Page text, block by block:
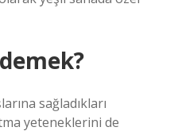
sağladıkları
yeteneklerini de